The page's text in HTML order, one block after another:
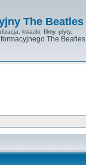
The Beatles
ksiazki, filmy, plyty.
The Beatles